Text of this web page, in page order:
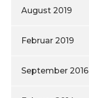
August 2019
Februar 2019
September 2016